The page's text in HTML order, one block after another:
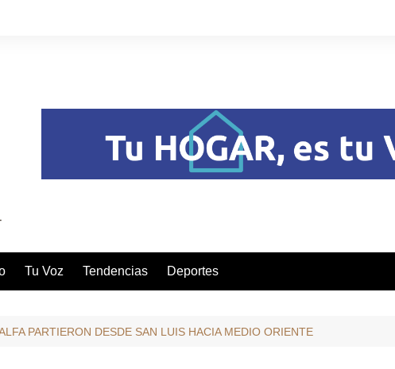
Tu Voz Tendencias Deportes
PARTIERON DESDE SAN LUIS HACIA MEDIO ORIENTE